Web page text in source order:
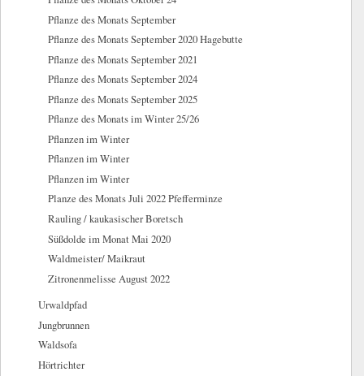
Pflanze des Monats September
Pflanze des Monats September 2020 Hagebutte
Pflanze des Monats September 2021
Pflanze des Monats September 2024
Pflanze des Monats September 2025
Pflanze des Monats im Winter 25/26
Pflanzen im Winter
Pflanzen im Winter
Pflanzen im Winter
Planze des Monats Juli 2022 Pfefferminze
Rauling / kaukasischer Boretsch
Süßdolde im Monat Mai 2020
Waldmeister/ Maikraut
Zitronenmelisse August 2022
Urwaldpfad
Jungbrunnen
Waldsofa
Hörtrichter